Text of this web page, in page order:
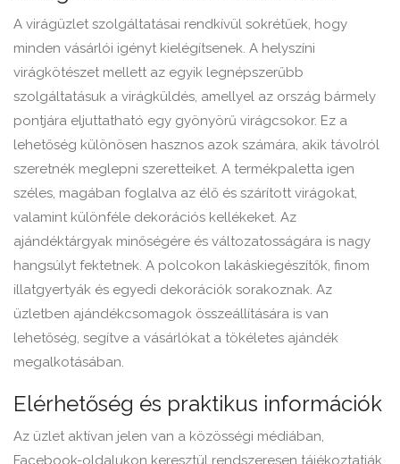
A virágüzlet szolgáltatásai rendkívül sokrétűek, hogy
minden vásárlói igényt kielégítsenek. A helyszíni
virágkötészet mellett az egyik legnépszerűbb
szolgáltatásuk a virágküldés, amellyel az ország bármely
pontjára eljuttatható egy gyönyörű virágcsokor. Ez a
lehetőség különösen hasznos azok számára, akik távolról
szeretnék meglepni szeretteiket. A termékpaletta igen
széles, magában foglalva az élő és szárított virágokat,
valamint különféle dekorációs kellékeket. Az
ajándéktárgyak minőségére és változatosságára is nagy
hangsúlyt fektetnek. A polcokon lakáskiegészítők, finom
illatgyertyák és egyedi dekorációk sorakoznak. Az
üzletben ajándékcsomagok összeállítására is van
lehetőség, segítve a vásárlókat a tökéletes ajándék
megalkotásában.
Elérhetőség és praktikus információk
Az üzlet aktívan jelen van a közösségi médiában,
Facebook-oldalukon keresztül rendszeresen tájékoztatják